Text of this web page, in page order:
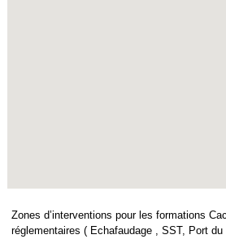
Zones d’interventions pour les formations
réglementaires ( Echafaudage , SST, Port